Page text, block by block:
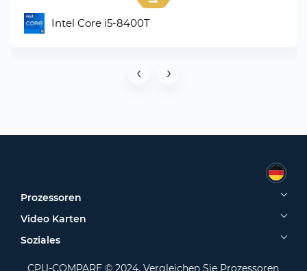
Intel Core i5-8400T
‹ ›
Prozessoren
Video Karten
Soziales
CPU-COMPARE © 2024. Vergleichen Sie Prozessoren